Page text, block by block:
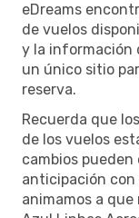
eDreams
de vuelos
y la información
un único sitio
reserva.
Recuerda que
de los vuelos
cambios
anticipación con
animamos a